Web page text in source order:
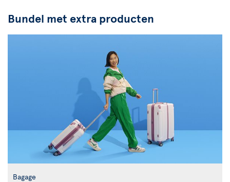
Bundel met extra producten
Bagage